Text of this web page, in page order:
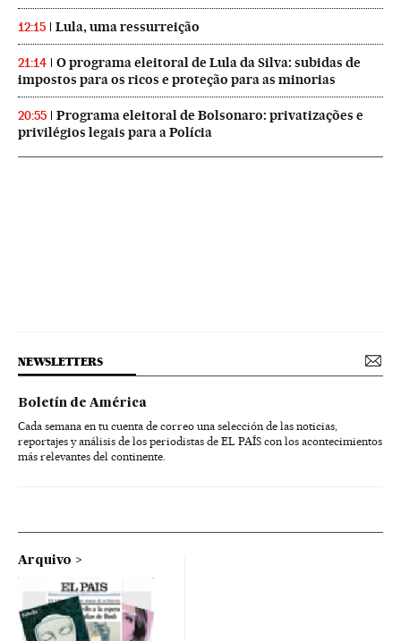
12:15 Lula, uma ressurreição
21:14
O programa eleitoral de Lula da Silva: subidas de
impostos para os ricos e proteção para as minorias
20:55
Programa eleitoral de Bolsonaro: privatizações e
privilégios legais para a Polícia
NEWSLETTERS
Boletín de América
Cada semana en tu cuenta de correo una selección de las noticias,
reportajes y análisis de los periodistas de EL PAÍS con los acontecimientos
más relevantes del continente.
Arquivo